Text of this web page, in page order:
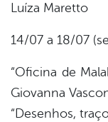
Luíza Maretto
14/07 a 18/07
“Oficina de
Giovanna
“Desenhos,